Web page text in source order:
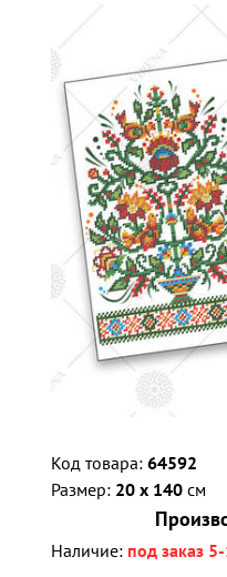
Код товара: 64592
Размер: 20 x 140 см
Наличие: под заказ